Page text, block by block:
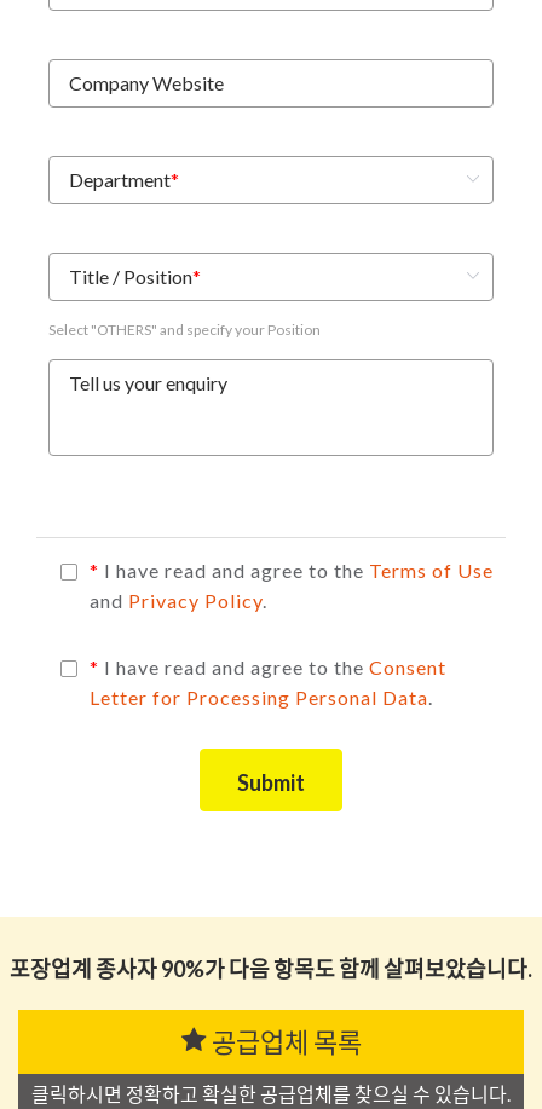
Company Website
Department*
Title / Position*
Select "OTHERS" and specify your Position
Tell us your enquiry
* I have read and agree to the Terms of Use
and Privacy Policy.
* I have read and agree to the Consent
Letter for Processing Personal Data.
Submit
포장업계 종사자 90%가 다음 항목도 함께 살펴보았습니다.
공급업체 목록
클릭하시면 정확하고 확실한 공급업체를 찾으실 수 있습니다.